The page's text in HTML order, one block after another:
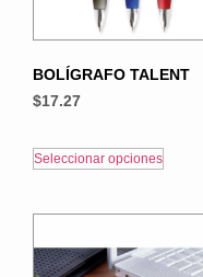
BOLÍGRAFO TALENT
$17.27
Seleccionar opciones